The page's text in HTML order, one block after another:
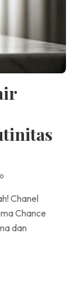
Chanel
Chance
dan